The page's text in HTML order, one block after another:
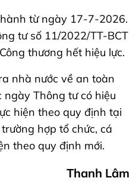
từ ngày 17-7-2026.
tư số 11/2022/TT-BCT
thương hết hiệu lực.
nhà nước về an toàn
Thông tư có hiệu
hiện theo quy định tại
hợp tổ chức, cá
theo quy định mới.
Thanh Lâm